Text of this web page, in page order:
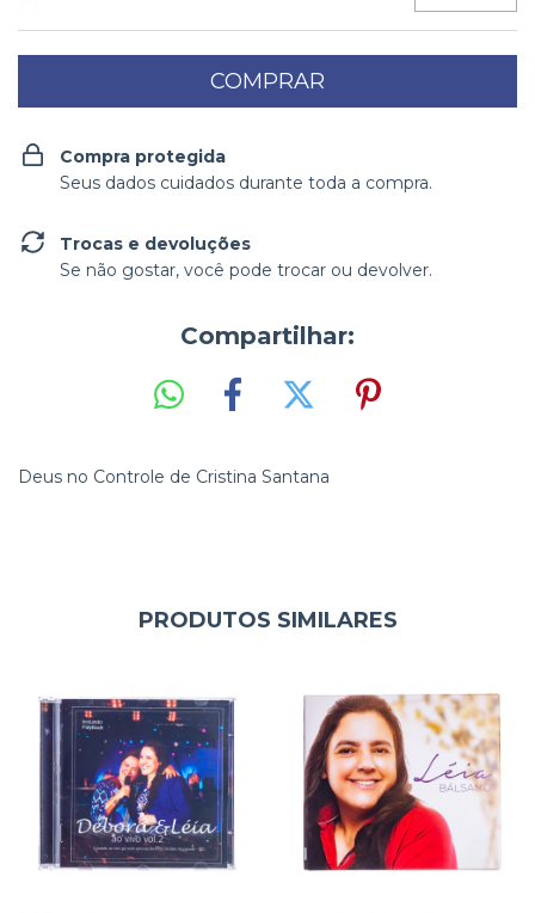
Compra protegida
Seus dados cuidados durante toda a compra.
Trocas e devoluções
Se não gostar, você pode trocar ou devolver.
Compartilhar:
Deus no Controle de Cristina Santana
PRODUTOS SIMILARES